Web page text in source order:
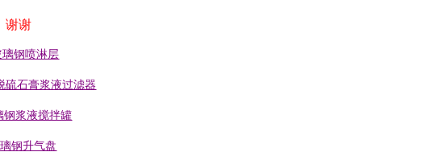
谢谢
璃钢喷淋层
硫石膏浆液过滤器
钢浆液搅拌罐
钢升气盘